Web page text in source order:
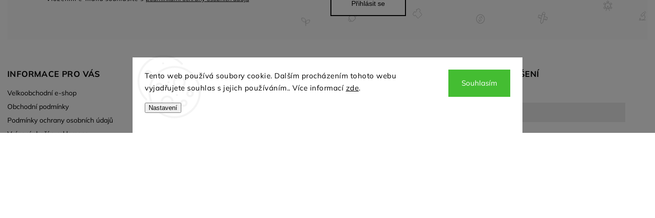
Tento web používá soubory cookie. Dalším procházením tohoto webu
vyjadřujete souhlas s jejich používáním.. Více informací zde.
Nastavení
Souhlasím
INFORMACE PRO VÁS
Velkoobchodní e-shop
Obchodní podmínky
Podmínky ochrany osobních údajů
Vrácení zboží a reklamace
KONTAKT
Tiskárna GRASPO
pavel
PŘIJÍMÁME ONLINE PLATBY PŘIHLÁŠENÍ
E-mail
Přihlásit se